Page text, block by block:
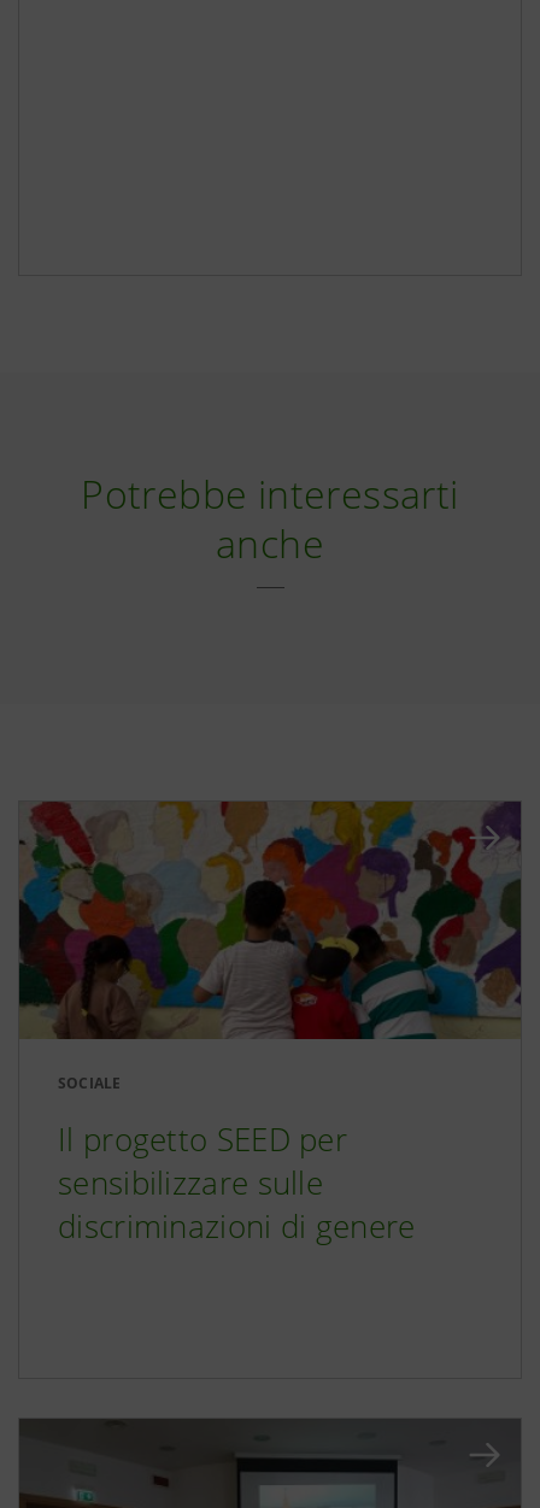
Potrebbe interessarti
anche
SOCIALE
Il progetto SEED per
sensibilizzare sulle
discriminazioni di genere